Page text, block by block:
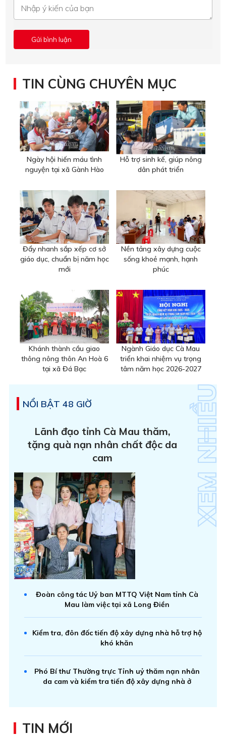
TIN CÙNG CHUYÊN MỤC
Ngày hội hiến máu tình
nguyện tại xã Gành Hào
Hỗ trợ sinh kế, giúp nông
dân phát triển
Đẩy nhanh sắp xếp cơ sở
giáo dục, chuẩn bị năm học
mới
Nền tảng xây dựng cuộc
sống khoẻ mạnh, hạnh
phúc
Khánh thành cầu giao
thông nông thôn An Hoà 6
tại xã Đá Bạc
Ngành Giáo dục Cà Mau
triển khai nhiệm vụ trọng
tâm năm học 2026-2027
NỔI BẬT 48 GIỜ
Lãnh đạo tỉnh Cà Mau thăm,
tặng quà nạn nhân chất độc da
cam
Đoàn công tác Uỷ ban MTTQ Việt Nam tỉnh Cà
Mau làm việc tại xã Long Điền
Kiểm tra, đôn đốc tiến độ xây dựng nhà hỗ trợ hộ
khó khăn
Phó Bí thư Thường trực Tỉnh uỷ thăm nạn nhân
da cam và kiểm tra tiến độ xây dựng nhà ở
TIN MỚI